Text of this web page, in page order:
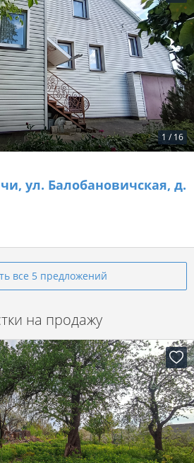
1 / 16
ул. Балобановичская, д.
все 5 предложений
на продажу